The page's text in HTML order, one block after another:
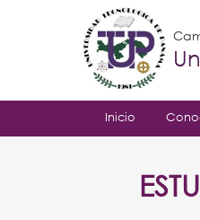
Inicio